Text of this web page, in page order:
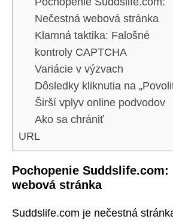
Nečestná webová stránka
Klamná taktika: Falošné
kontroly CAPTCHA
Variácie v výzvach
Dôsledky kliknutia na
Širší vplyv online podvodov
Ako sa chrániť
URL
Pochopenie Suddslife.com:
webová stránka
Suddslife.com je nečestná